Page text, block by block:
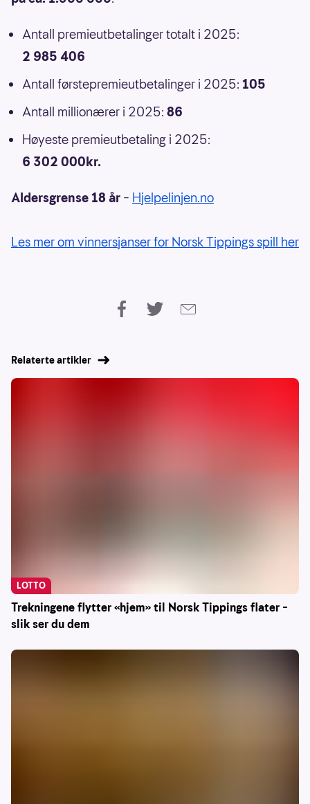
Antall premieutbetalinger totalt i 2025:
2 985 406
Antall førstepremieutbetalinger i 2025: 105
Antall millionærer i 2025: 86
Høyeste premieutbetaling i 2025:
6 302 000kr.
Aldersgrense 18 år – Hjelpelinjen.no
Les mer om vinnersjanser for Norsk Tippings spill her
Relaterte artikler
Trekningene flytter «hjem» til Norsk Tippings flater –
slik ser du dem
LOTTO